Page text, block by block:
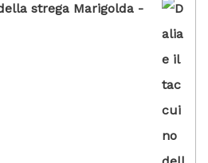
strega Marigolda -